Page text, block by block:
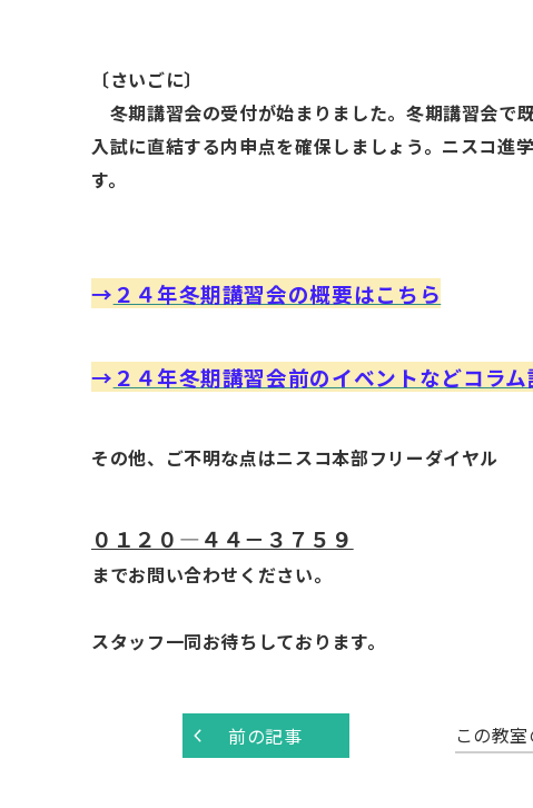
〔さいごに〕
冬期講習会の受付が始まりました。冬期講習会で
入試に直結する内申点を確保しましょう。ニスコ進
す。
→ ２４年冬期講習会の概要はこちら
→ ２４年冬期講習会前のイベントなどコラ
その他、ご不明な点はニスコ本部フリーダイヤル
０１２０―４４－３７５９
までお問い合わせください。
スタッフ一同お待ちしております。
前の記事 この教